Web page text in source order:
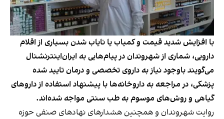
با افزایش شدید قیمت و کمیاب یا نایاب شدن بسیاری از اقلام
دارویی، شماری از شهروندان در پیام‌هایی به ایران‌اینترنشنال
می‌گویند باوجود نیاز به داروی تخصصی و درمان تایید شده
پزشکی، در مراجعه به داروخانه‌ها با پیشنهاد استفاده از داروهای
گیاهی و روش‌های موسوم به طب سنتی مواجه شده‌اند.
روایت شهروندان و همچنین هشدارهای نهادهای صنفی حوزه